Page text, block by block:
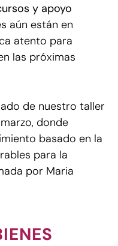
y apoyo
aún están en
atento para
las próximas
de nuestro taller
donde
basado en la
para la
por Maria